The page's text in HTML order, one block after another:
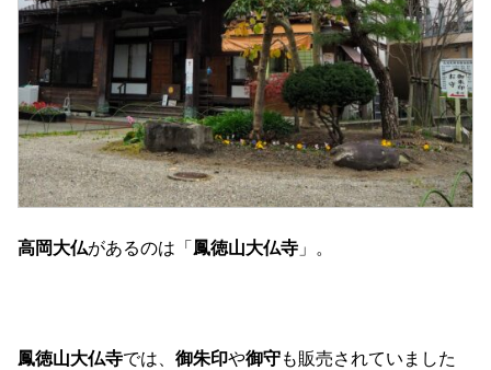
高岡大仏があるのは「 鳳徳山大仏寺 」。
鳳徳山大仏寺では、 御朱印や御守も販売されていました